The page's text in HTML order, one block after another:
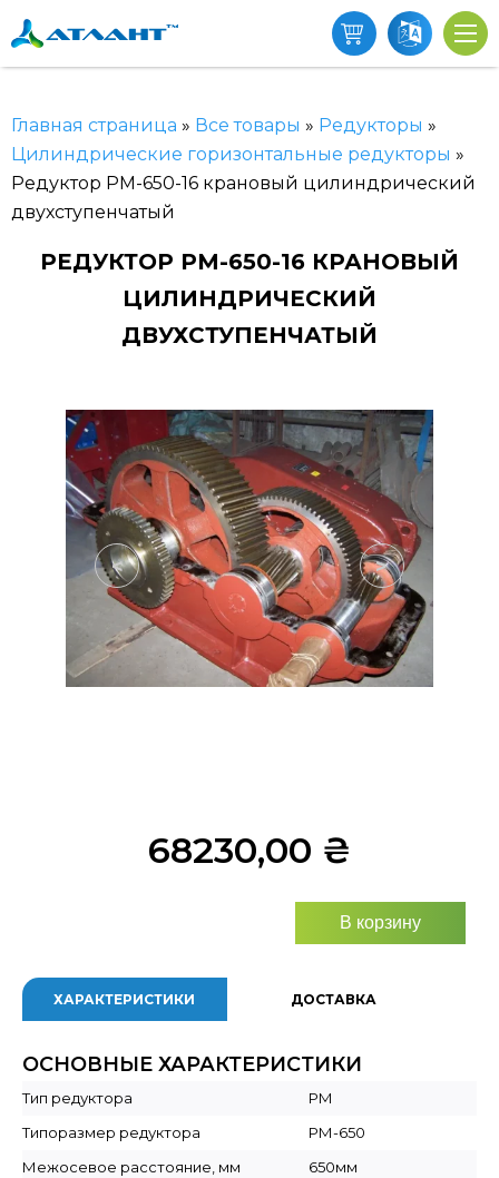
Главная страница » Все товары » Редукторы »
Цилиндрические горизонтальные редукторы »
Редуктор РМ-650-16 крановый цилиндрический
двухступенчатый
РЕДУКТОР РМ-650-16 КРАНОВЫЙ
ЦИЛИНДРИЧЕСКИЙ
ДВУХСТУПЕНЧАТЫЙ
< >
68230,00 ₴
В корзину
ХАРАКТЕРИСТИКИ ДОСТАВКА
ОСНОВНЫЕ ХАРАКТЕРИСТИКИ
Тип редуктора
РМ
Типоразмер редуктора
РМ-650
Межосевое расстояние, мм
650мм